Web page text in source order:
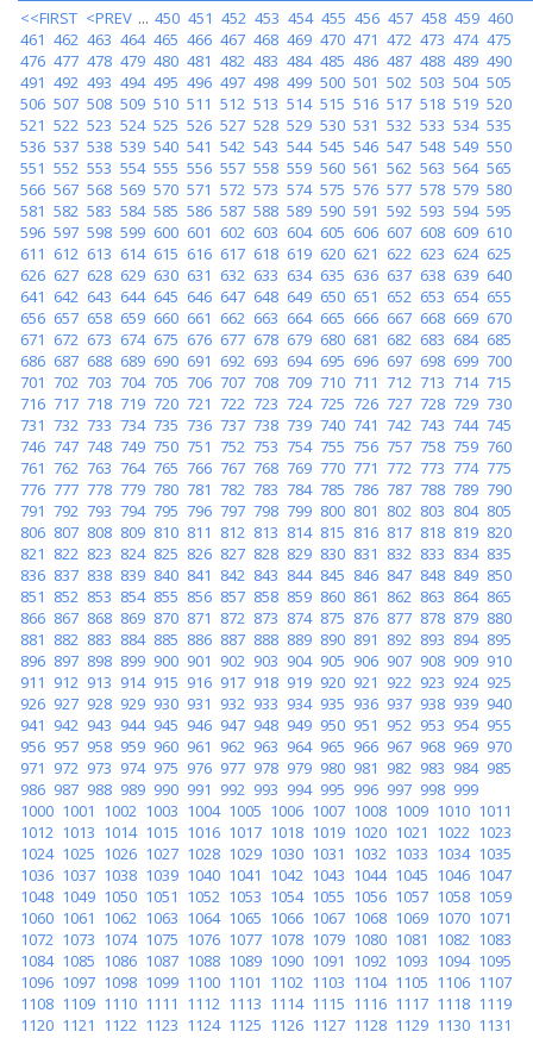
<<FIRST <PREV ... 450 451 452 453 454 455 456 457 458 459 460
461 462 463 464 465 466 467 468 469 470 471 472 473 474 475
476 477 478 479 480 481 482 483 484 485 486 487 488 489 490
491 492 493 494 495 496 497 498 499 500 501 502 503 504 505
506 507 508 509 510 511 512 513 514 515 516 517 518 519 520
521 522 523 524 525 526 527 528 529 530 531 532 533 534 535
536 537 538 539 540 541 542 543 544 545 546 547 548 549 550
551 552 553 554 555 556 557 558 559 560 561 562 563 564 565
566 567 568 569 570 571 572 573 574 575 576 577 578 579 580
581 582 583 584 585 586 587 588 589 590 591 592 593 594 595
596 597 598 599 600 601 602 603 604 605 606 607 608 609 610
611 612 613 614 615 616 617 618 619 620 621 622 623 624 625
626 627 628 629 630 631 632 633 634 635 636 637 638 639 640
641 642 643 644 645 646 647 648 649 650 651 652 653 654 655
656 657 658 659 660 661 662 663 664 665 666 667 668 669 670
671 672 673 674 675 676 677 678 679 680 681 682 683 684 685
686 687 688 689 690 691 692 693 694 695 696 697 698 699 700
701 702 703 704 705 706 707 708 709 710 711 712 713 714 715
716 717 718 719 720 721 722 723 724 725 726 727 728 729 730
731 732 733 734 735 736 737 738 739 740 741 742 743 744 745
746 747 748 749 750 751 752 753 754 755 756 757 758 759 760
761 762 763 764 765 766 767 768 769 770 771 772 773 774 775
776 777 778 779 780 781 782 783 784 785 786 787 788 789 790
791 792 793 794 795 796 797 798 799 800 801 802 803 804 805
806 807 808 809 810 811 812 813 814 815 816 817 818 819 820
821 822 823 824 825 826 827 828 829 830 831 832 833 834 835
836 837 838 839 840 841 842 843 844 845 846 847 848 849 850
851 852 853 854 855 856 857 858 859 860 861 862 863 864 865
866 867 868 869 870 871 872 873 874 875 876 877 878 879 880
881 882 883 884 885 886 887 888 889 890 891 892 893 894 895
896 897 898 899 900 901 902 903 904 905 906 907 908 909 910
911 912 913 914 915 916 917 918 919 920 921 922 923 924 925
926 927 928 929 930 931 932 933 934 935 936 937 938 939 940
941 942 943 944 945 946 947 948 949 950 951 952 953 954 955
956 957 958 959 960 961 962 963 964 965 966 967 968 969 970
971 972 973 974 975 976 977 978 979 980 981 982 983 984 985
986 987 988 989 990 991 992 993 994 995 996 997 998 999
1000 1001 1002 1003 1004 1005 1006 1007 1008 1009 1010 1011
1012 1013 1014 1015 1016 1017 1018 1019 1020 1021 1022 1023
1024 1025 1026 1027 1028 1029 1030 1031 1032 1033 1034 1035
1036 1037 1038 1039 1040 1041 1042 1043 1044 1045 1046 1047
1048 1049 1050 1051 1052 1053 1054 1055 1056 1057 1058 1059
1060 1061 1062 1063 1064 1065 1066 1067 1068 1069 1070 1071
1072 1073 1074 1075 1076 1077 1078 1079 1080 1081 1082 1083
1084 1085 1086 1087 1088 1089 1090 1091 1092 1093 1094 1095
1096 1097 1098 1099 1100 1101 1102 1103 1104 1105 1106 1107
1108 1109 1110 1111 1112 1113 1114 1115 1116 1117 1118 1119
1120 1121 1122 1123 1124 1125 1126 1127 1128 1129 1130 1131